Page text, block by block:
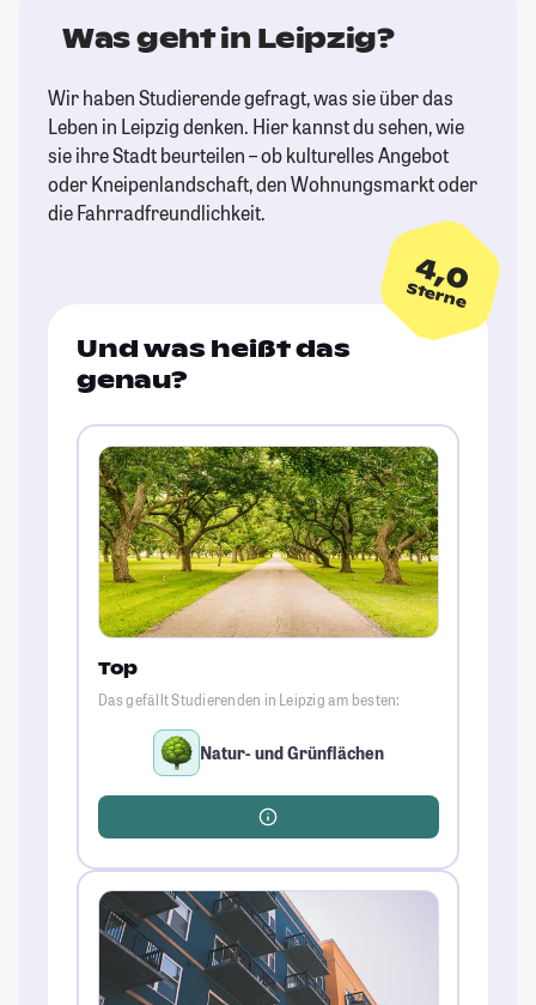
Was geht in Leipzig?
Wir haben Studierende gefragt, was sie über das
Leben in Leipzig denken. Hier kannst du sehen, wie
sie ihre Stadt beurteilen – ob kulturelles Angebot
oder Kneipenlandschaft, den Wohnungsmarkt oder
die Fahrradfreundlichkeit.
4,0
Sterne
Und was heißt das
genau?
Top
Das gefällt Studierenden in Leipzig am besten:
Natur- und Grünflächen